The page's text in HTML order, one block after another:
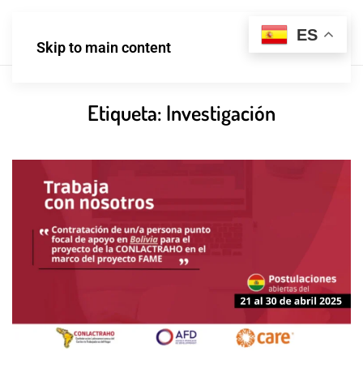
Skip to main content
Etiqueta: Investigación
ES